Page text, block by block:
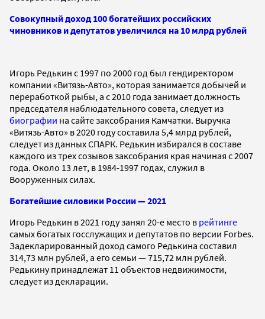
Совокупный доход 100 богатейших российских
чиновников и депутатов увеличился на 10 млрд рублей
Игорь Редькин с 1997 по 2000 год был гендиректором
компании «Витязь-Авто», которая занимается добычей и
переработкой рыбы, а с 2010 года занимает должность
председателя наблюдательного совета, следует из
биографии на сайте заксобрания Камчатки. Выручка
«Витязь-Авто» в 2020 году составила 5,4 млрд рублей,
следует из данных СПАРК. Редькин избирался в составе
каждого из трех созывов заксобрания края начиная с 2007
года. Около 13 лет, в 1984-1997 годах, служил в
Вооруженных силах.
Богатейшие силовики России — 2021
Игорь Редькин в 2021 году занял 20-е место в рейтинге
самых богатых госслужащих и депутатов по версии Forbes.
Задекларированный доход самого Редькина составил
314,73 млн рублей, а его семьи — 715,72 млн рублей.
Редькину принадлежат 11 объектов недвижимости,
следует из декларации.